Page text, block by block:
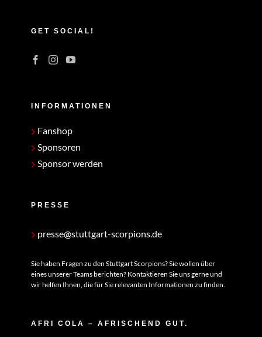
GET SOCIAL!
INFORMATIONEN
Fanshop
Sponsoren
Sponsor werden
PRESSE
presse@stuttgart-scorpions.de
Sie haben Fragen zu den Stuttgart Scorpions? Sie wollen über
eines unserer Teams berichten? Kontaktieren Sie uns gerne und
wir helfen Ihnen, die für Sie relevanten Informationen zu finden.
AFRI COLA – AFRISCHEND GUT.